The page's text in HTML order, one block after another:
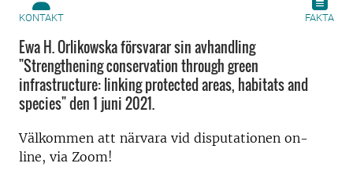
KONTAKT FAKTA
Ewa H. Orlikowska försvarar sin avhandling
"Strengthening conservation through green
infrastructure: linking protected areas, habitats and
species" den 1 juni 2021.
Välkommen att närvara vid disputationen on-
line, via Zoom!